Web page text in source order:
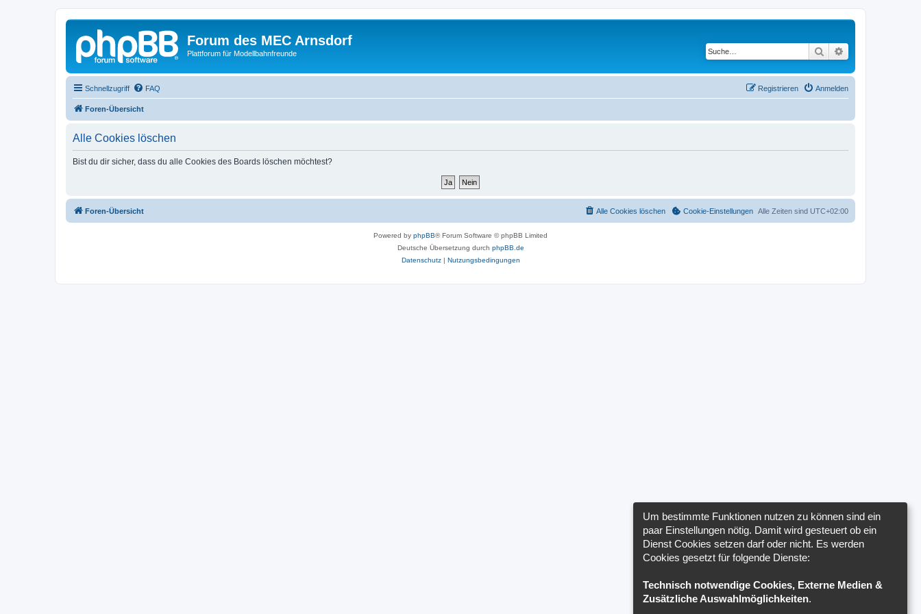
Forum des MEC Arnsdorf
Plattforum für Modellbahnfreunde Suche
Schnellzugriff FAQ Anmelden
Registrieren
Foren-Übersicht
Alle Cookies löschen
Bist du dir sicher, dass du alle Cookies des Boards löschen möchtest?
Foren-Übersicht Alle Zeiten sind UTC+02:00
Cookie-Einstellungen
Alle Cookies löschen
Powered by phpBB® Forum Software © phpBB Limited
Deutsche Übersetzung durch phpBB.de
Datenschutz| Nutzungsbedingungen
Um bestimmte Funktionen nutzen zu können sind ein
paar Einstellungen nötig. Damit wird gesteuert ob ein
Dienst Cookies setzen darf oder nicht. Es werden
Cookies gesetzt für folgende Dienste:
Technisch notwendige Cookies, Externe Medien &
Zusätzliche Auswahlmöglichkeiten.